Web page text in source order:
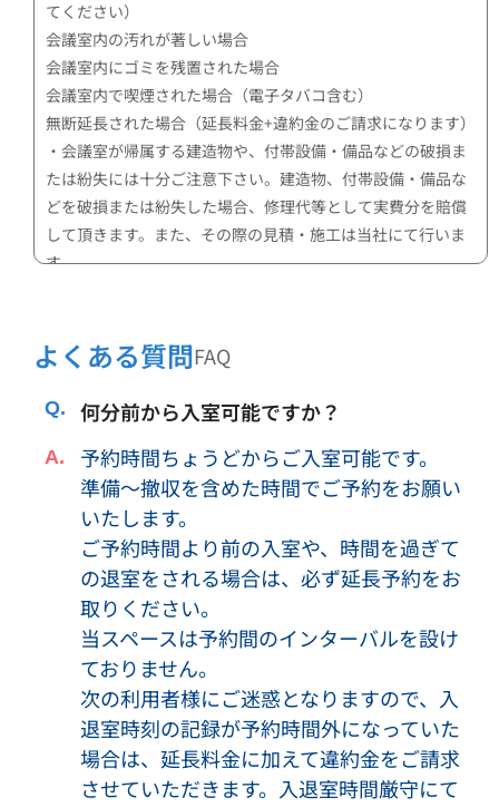
てください）
会議室内の汚れが著しい場合
会議室内にゴミを残置された場合
会議室内で喫煙された場合（電子タバコ含む）
無断延長された場合（延長料金+違約金のご請求になります）
・会議室が帰属する建造物や、付帯設備・備品などの破損ま
たは紛失には十分ご注意下さい。建造物、付帯設備・備品な
どを破損または紛失した場合、修理代等として実費分を賠償
して頂きます。また、その際の見積・施工は当社にて行いま
す。
当社または第三者に損害が生じた場合は、損害の賠償をして
頂きます。
・上記記載の行為やその他行為により、以降の会議室利用者
への返金対応等の損害が弊社に生じた場合、損害の賠償をし
て頂きます。
・収容可能人数以上のご利用はできません。
・会議室内で宿泊することはできません。
・利用内容・形態によっては、当社の判断により、利用をお
断りし、または利用を中止して頂く場合がございます。その
際のご返金は致しかねますので、予めご了承ください。
・必要に応じて予約申込者、利用者等のご本人確認に関する
資料をご提出頂くことがございます。内容によっては、利用
をお断りする場合もありますので、予めご了承ください。
・防犯上の目的で、防犯カメラを設置させて頂いておりま
・騒音（音楽や音量）などにより、近隣の方や警察からの注
意があった場合は、対応改善をお願いします。改善がなされ
よくある質問FAQ
何分前から入室可能ですか？
予約時間ちょうどからご入室可能です。
準備～撤収を含めた時間でご予約をお願い
いたします。
ご予約時間より前の入室や、時間を過ぎて
の退室をされる場合は、必ず延長予約をお
取りください。
当スペースは予約間のインターバルを設け
ておりません。
次の利用者様にご迷惑となりますので、入
退室時刻の記録が予約時間外になっていた
場合は、延長料金に加えて違約金をご請求
させていただきます。入退室時間厳守にて